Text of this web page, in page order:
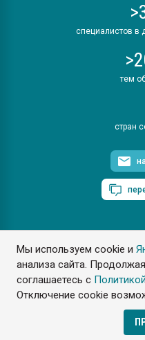
Мы используем cookie и
анализа сайта.
соглашаетесь с
Отключение cookie
специалистов в
тем
стран
ПластЭксперт ©
Разрешается копирование
ссылкой